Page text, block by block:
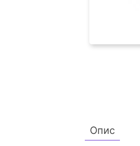
Опис